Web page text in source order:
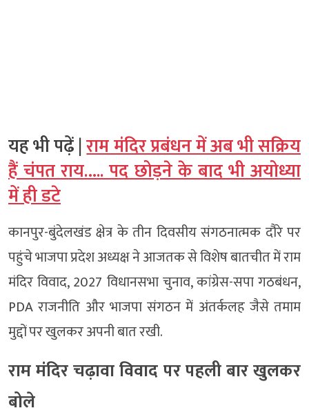
यह भी पढ़ें |राम मंदिर प्रबंधन में अब भी सक्रिय
हैं चंपत राय….. पद छोड़ने के बाद भी अयोध्या
में ही डटे
कानपुर-बुंदेलखंड क्षेत्र के तीन दिवसीय संगठनात्मक दौरे पर
पहुंचे भाजपा प्रदेश अध्यक्ष ने आजतक से विशेष बातचीत में राम
मंदिर विवाद, 2027 विधानसभा चुनाव, कांग्रेस-सपा गठबंधन,
PDA राजनीति और भाजपा संगठन में अंतर्कलह जैसे तमाम
मुद्दों पर खुलकर अपनी बात रखी.
राम मंदिर चढ़ावा विवाद पर पहली बार खुलकर
बोले